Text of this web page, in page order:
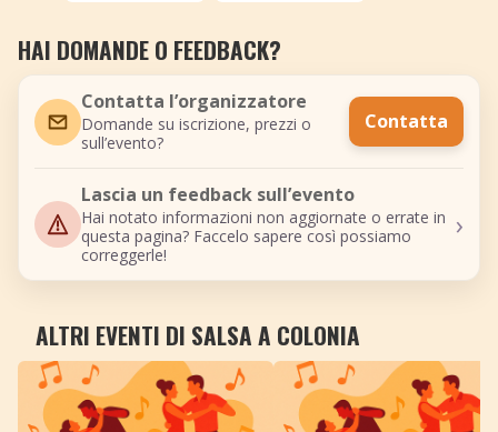
HAI DOMANDE O FEEDBACK?
Contatta l’organizzatore
Domande su iscrizione, prezzi o
sull’evento?
Contatta
Lascia un feedback sull’evento
Hai notato informazioni non aggiornate o errate in
questa pagina? Faccelo sapere così possiamo
correggerle!
›
ALTRI EVENTI DI SALSA A COLONIA